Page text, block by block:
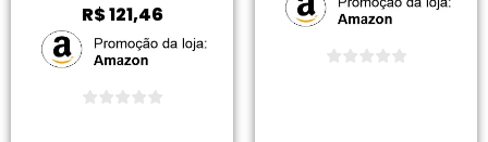
R$121,46